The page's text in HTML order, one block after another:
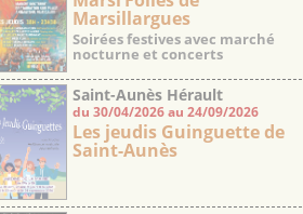
Marsillargues
Soirées festives avec marché
nocturne et concerts
Saint-Aunès Hérault
du 30/04/2026 au 24/09/2026
Les jeudis Guinguette de
Saint-Aunès